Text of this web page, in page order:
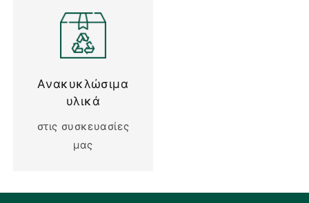
Ανακυκλώσιμα
υλικά
στις συσκευασίες
μας